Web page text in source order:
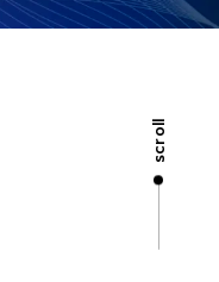
scroll